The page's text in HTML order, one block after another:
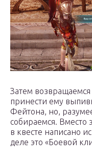
Затем
принести ему
Фейтона, но,
собираемся. Вместо
в квесте написано
деле это «Боевой